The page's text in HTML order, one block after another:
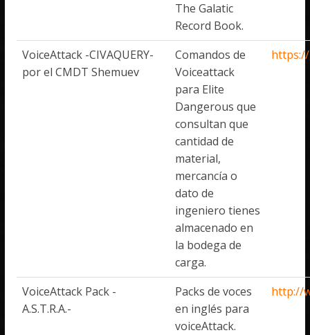
The Galatic
Record Book.
VoiceAttack -CIVAQUERY-
por el CMDT Shemuev
Comandos de
Voiceattack
para Elite
Dangerous que
consultan que
cantidad de
material,
mercancía o
dato de
ingeniero tienes
almacenado en
la bodega de
carga.
https://
VoiceAttack Pack -
A.S.T.R.A.-
Packs de voces
en inglés para
voiceAttack.
http://